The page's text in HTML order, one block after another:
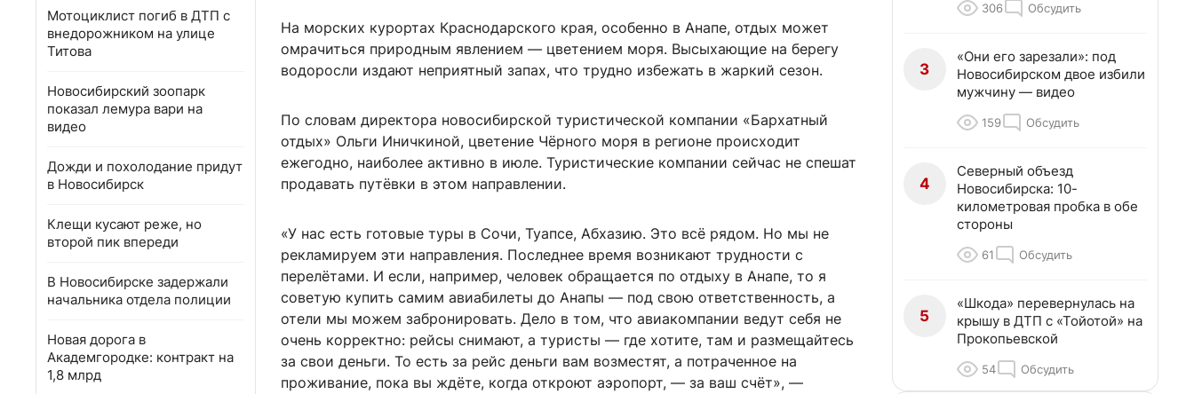
Мотоциклист погиб в ДТП с
внедорожником на улице
Титова
Новосибирский зоопарк
показал лемура вари на
видео
Дожди и похолодание придут
в Новосибирск
Клещи кусают реже, но
второй пик впереди
В Новосибирске задержали
начальника отдела полиции
Новая дорога в
Академгородке: контракт на
1,8 млрд
На морских курортах Краснодарского края, особенно в Анапе, отдых может
омрачиться природным явлением — цветением моря. Высыхающие на берегу
водоросли издают неприятный запах, что трудно избежать в жаркий сезон.
По словам директора новосибирской туристической компании «Бархатный
отдых» Ольги Иничкиной, цветение Чёрного моря в регионе происходит
ежегодно, наиболее активно в июле. Туристические компании сейчас не спешат
продавать путёвки в этом направлении.
«У нас есть готовые туры в Сочи, Туапсе, Абхазию. Это всё рядом. Но мы не
рекламируем эти направления. Последнее время возникают трудности с
перелётами. И если, например, человек обращается по отдыху в Анапе, то я
советую купить самим авиабилеты до Анапы — под свою ответственность, а
отели мы можем забронировать. Дело в том, что авиакомпании ведут себя не
очень корректно: рейсы снимают, а туристы — где хотите, там и размещайтесь
за свои деньги. То есть за рейс деньги вам возместят, а потраченное на
проживание, пока вы ждёте, когда откроют аэропорт, — за ваш счёт», —
306 Обсудить
3
«Они его зарезали»: под
Новосибирском двое избили
мужчину — видео
159 Обсудить
4
Северный объезд
Новосибирска: 10-
километровая пробка в обе
стороны
61 Обсудить
5
«Шкода» перевернулась на
крышу в ДТП с «Тойотой» на
Прокопьевской
54 Обсудить